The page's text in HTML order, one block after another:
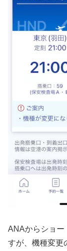
ANAからショー
すが、機種変更